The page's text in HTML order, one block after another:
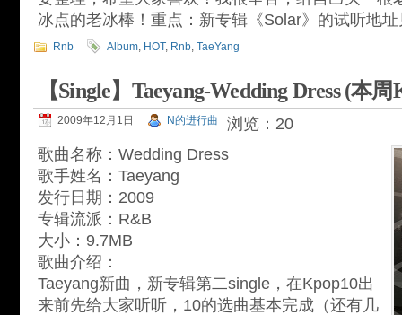
冰点的老冰棒！重点：新专辑《Solar》的试听地址
Rnb Album, HOT, Rnb, TaeYang
【Single】Taeyang-Wedding Dress (本
2009年12月1日 N的进行曲
浏览：20
歌曲名称：Wedding Dress
歌手姓名：Taeyang
发行日期：2009
专辑流派：R&B
大小：9.7MB
歌曲介绍：
Taeyang新曲，新专辑第二single，在Kpop10出
来前先给大家听听，10的选曲基本完成（还有几